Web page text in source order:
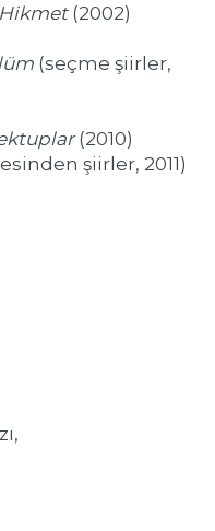
(2002)
(seçme şiirler,
(2010)
şiirler, 2011)